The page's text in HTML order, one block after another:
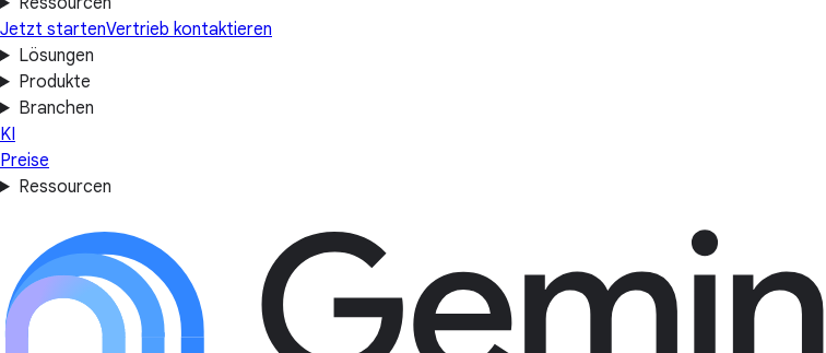
Jetzt startenVertrieb kontaktieren
Lösungen
Produkte
Branchen
KI
Preise
Ressourcen